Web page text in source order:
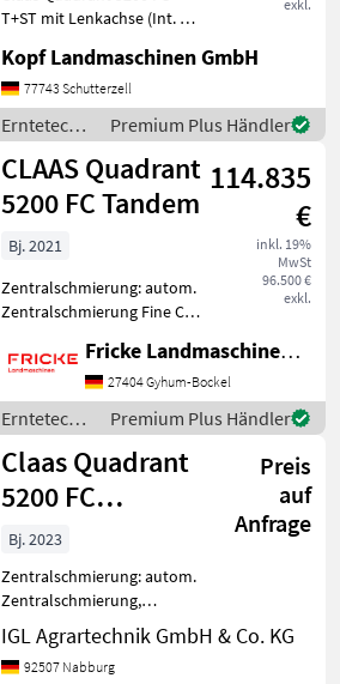
exkl.
T+ST mit Lenkachse (Int. Nr.
Ersteinsatz 2017 17400
Ballen, Pick Up mit Power
Feeding System (PFS),
Aufnahmebreite 2, 35 m,
Kopf Landmaschinen GmbH
77743 Schutterzell
Erntetechnik
Grünland /
Claas
Premium Plus Händler
CLAAS Quadrant
5200 FC Tandem
114.835
€
inkl. 19%
MwSt
96.500 €
exkl.
Bj. 2021
Zentralschmierung: autom.
Zentralschmierung Fine Cut
Schwungradbremse,
hydraulischen
Ballenausstosser, WW
Gelenkwelle, K 80
Untenanhängeu
Fricke Landmaschinen GmbH
27404 Gyhum-Bockel
Erntetechnik
Grünland /
Claas
Premium Plus Händler
Claas Quadrant
5200 FC
Evolution
Preis
auf
Anfrage
Bj. 2023
Zentralschmierung: autom.
Zentralschmierung,
Rollenniederhalter,
Schneidwerk,
Zentralschmierung: man.
IGL Agrartechnik GmbH & Co. KG
92507 Nabburg